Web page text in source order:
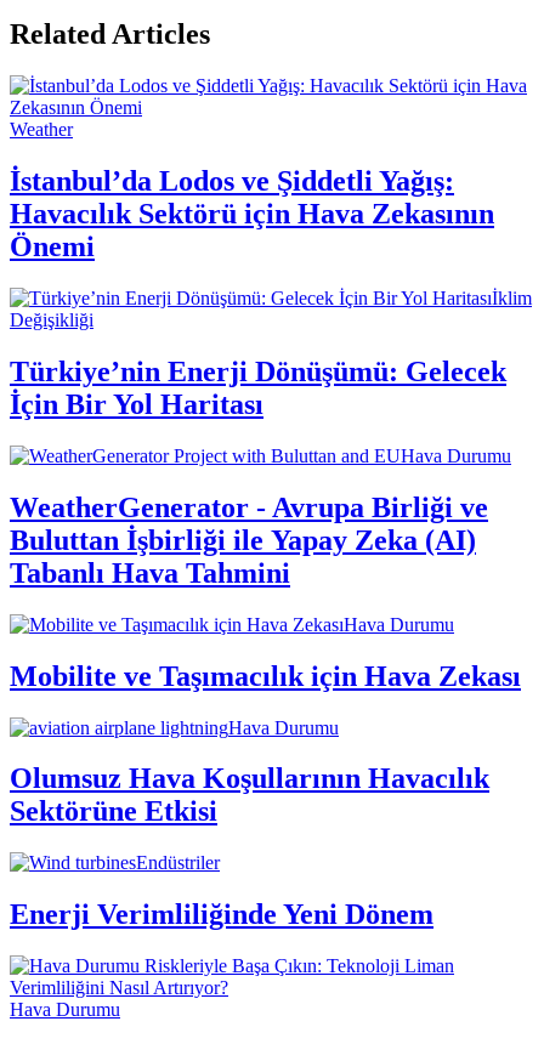
Related Articles
Weather
İstanbul’da Lodos ve Şiddetli Yağış:
Havacılık Sektörü için Hava Zekasının
Önemi
İklim
Değişikliği
Türkiye’nin Enerji Dönüşümü: Gelecek
İçin Bir Yol Haritası
Hava Durumu
WeatherGenerator - Avrupa Birliği ve
Buluttan İşbirliği ile Yapay Zeka (AI)
Tabanlı Hava Tahmini
Hava Durumu
Mobilite ve Taşımacılık için Hava Zekası
Hava Durumu
Olumsuz Hava Koşullarının Havacılık
Sektörüne Etkisi
Endüstriler
Enerji Verimliliğinde Yeni Dönem
Hava Durumu